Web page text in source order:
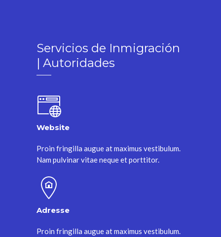
Servicios de Inmigración
| Autoridades
Website
Proin fringilla augue at maximus vestibulum.
Nam pulvinar vitae neque et porttitor.
Adresse
Proin fringilla augue at maximus vestibulum.